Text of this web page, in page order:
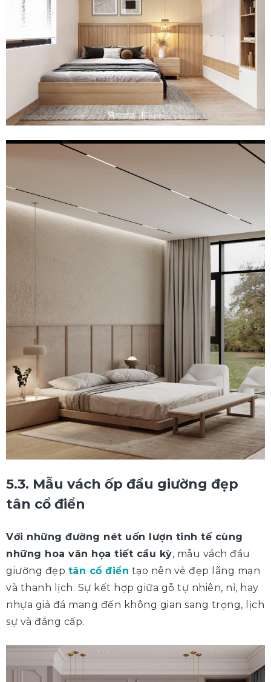
5.3. Mẫu vách ốp đầu giường đẹp
tân cổ điển
Với những đường nét uốn lượn tinh tế cùng
những hoa văn họa tiết cầu kỳ, mẫu vách đầu
giường đẹp tân cổ điển tạo nên vẻ đẹp lãng mạn
và thanh lịch. Sự kết hợp giữa gỗ tự nhiên, nỉ, hay
nhựa giả đá mang đến không gian sang trọng, lịch
sự và đẳng cấp.